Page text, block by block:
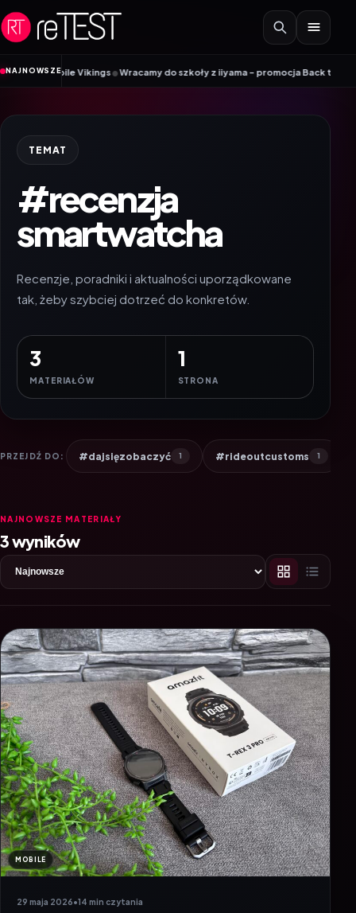
Przejdź do treści
NAJNOWSZE
Vikings•Wracamy do szkoły z iiyama – promocja Back to School na
TEMAT
#recenzja
smartwatcha
Recenzje, poradniki i aktualności uporządkowane
tak, żeby szybciej dotrzeć do konkretów.
3
MATERIAŁÓW
1
STRONA
PRZEJDŹ DO: #dajsięzobaczyć 1 #rideoutcustoms 1
NAJNOWSZE MATERIAŁY
3 wyników
MOBILE
29 maja 2026•14 min czytania